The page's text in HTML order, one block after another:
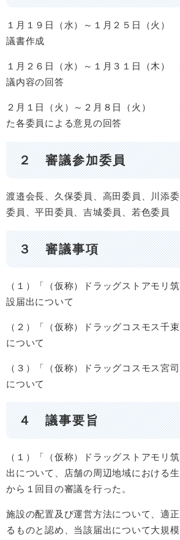
１月１９日（水）～１月２５日（火）
議書作成
１月２６日（水）～１月３１日（木）
議内容の回答
２月１日（火）～２月８日（火）
た各委員による意見の回答
２ 審議参加委員
渡邉会長、久保委員、高田委員、川添
委員、平田委員、吉城委員、若色委員
３ 審議事項
（１）「（仮称）ドラッグストアモリ
設届出について
（２）「（仮称）ドラッグコスモス千
について
（３）「（仮称）ドラッグコスモス宮
について
４ 議事要旨
（１）「（仮称）ドラッグストアモリ
出について、店舗の周辺地域における
から１回目の審議を行った。
施設の配置及び運営方法について、適
るものと認め、当該届出について大規